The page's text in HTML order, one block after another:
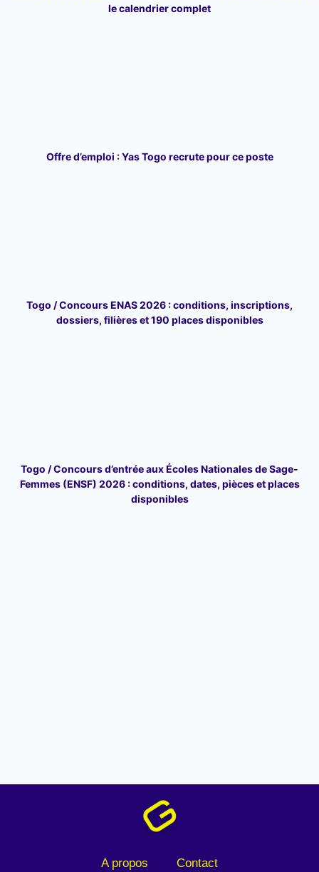
le calendrier complet
Offre d’emploi : Yas Togo recrute pour ce poste
Togo / Concours ENAS 2026 : conditions, inscriptions,
dossiers, filières et 190 places disponibles
Togo / Concours d’entrée aux Écoles Nationales de Sage-
Femmes (ENSF) 2026 : conditions, dates, pièces et places
disponibles
A propos Contact